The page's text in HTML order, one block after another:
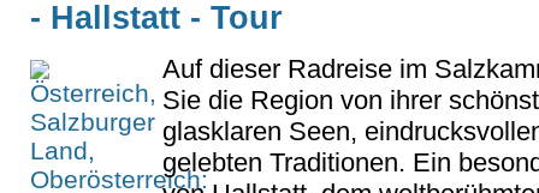
- Hallstatt - Tour
Auf dieser Radreise im
Sie die Region von ihrer
glasklaren Seen,
gelebten Traditionen. Ein